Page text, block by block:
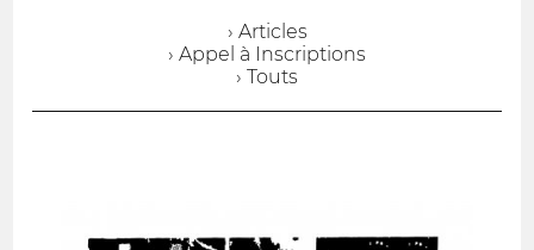
› Articles
› Appel à Inscriptions
› Touts